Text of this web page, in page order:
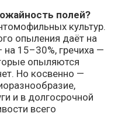
полей?
культур.
опыления даёт на
15–30%, гречиха —
опыляются
Но косвенно —
и в долгосрочной
всего